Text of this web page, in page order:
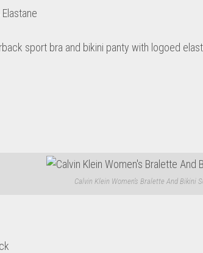
sport bra and bikini panty with logoed
Calvin Klein Women’s Bralette And Bikini